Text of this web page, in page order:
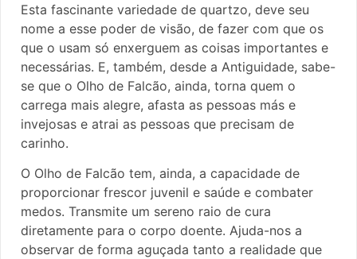
Esta fascinante variedade de quartzo, deve seu
nome a esse poder de visão, de fazer com que os
que o usam só enxerguem as coisas importantes e
necessárias. E, também, desde a Antiguidade, sabe-
se que o Olho de Falcão, ainda, torna quem o
carrega mais alegre, afasta as pessoas más e
invejosas e atrai as pessoas que precisam de
carinho.
O Olho de Falcão tem, ainda, a capacidade de
proporcionar frescor juvenil e saúde e combater
medos. Transmite um sereno raio de cura
diretamente para o corpo doente. Ajuda-nos a
observar de forma aguçada tanto a realidade que